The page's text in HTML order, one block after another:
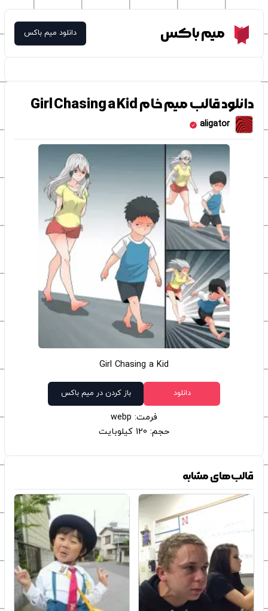
Meme Boxمیم باکس دانلود میم باکس
دانلود قالب میم خام Girl Chasing a Kid
aligator
Girl Chasing a Kid
دانلود باز کردن در میم باکس
فرمت: webp
حجم: 120 کیلوبایت
قالب‌های مشابه